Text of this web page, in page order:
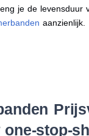
je de levensduur
aanzienlijk.
one-stop-